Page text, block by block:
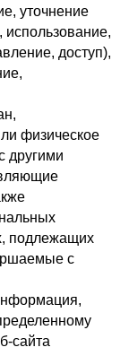
уточнение
использование,
доступ),
физическое
другими
подлежащих
с
сайта